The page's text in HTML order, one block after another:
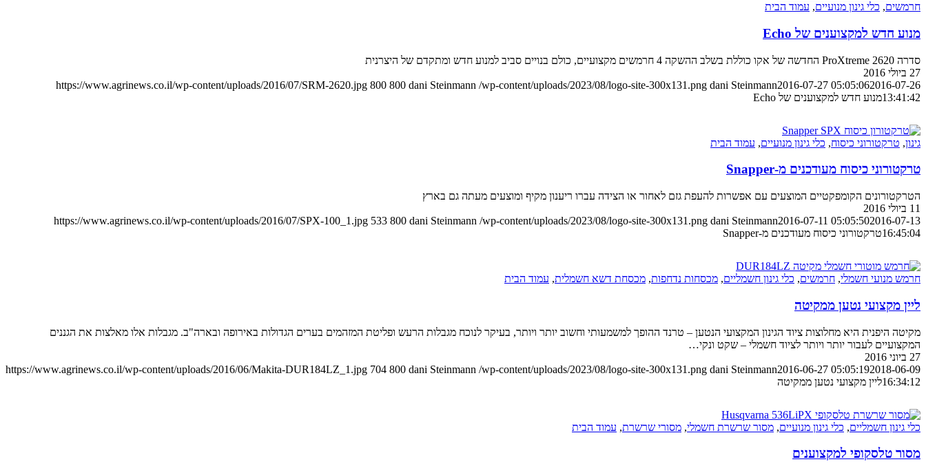
חרמשים, כלי גינון מנועיים, עמוד הבית
מנוע חדש למקצוענים של Echo
סדרה ProXtreme 2620 החדשה של אקו כוללת בשלב ההשקה 4 חרמשים מקצועיים, כולם בנויים סביב למנוע חדש ומתקדם של היצרנית
27 ביולי 2016
https://www.agrinews.co.il/wp-content/uploads/2016/07/SRM-2620.jpg 800 800 dani Steinmann /wp-content/uploads/2023/08/logo-site-300x131.png dani Steinmann2016-07-27 05:05:062016-07-26
13:41:42מנוע חדש למקצוענים של Echo
גינון, טרקטורוני כיסוח, כלי גינון מנועיים, עמוד הבית
טרקטורוני כיסוח מעודכנים מ-Snapper
הטרקטורונים הקומפקטיים המוצעים עם אפשרות להעפת גזם לאחור או הצידה עברו ריענון מקיף ומוצעים מעתה גם בארץ
11 ביולי 2016
https://www.agrinews.co.il/wp-content/uploads/2016/07/SPX-100_1.jpg 533 800 dani Steinmann /wp-content/uploads/2023/08/logo-site-300x131.png dani Steinmann2016-07-11 05:05:502016-07-13
16:45:04טרקטורוני כיסוח מעודכנים מ-Snapper
חרמש מנועי חשמלי, חרמשים, כלי גינון חשמליים, מכסחות נדחפות, מכסחת דשא חשמלית, עמוד הבית
ליין מקצועי נטען ממקיטה
מקיטה היפנית היא מחלוצות ציוד הגינון המקצועי הנטען – טרנד ההופך למשמעותי וחשוב יותר ויותר, בעיקר לנוכח מגבלות הרעש ופליטת המזהמים בערים הגדולות באירופה ובארה"ב. מגבלות אלו מאלצות את הגננים
המקצועיים לעבור יותר ויותר לציוד חשמלי – שקט ונקי…
27 ביוני 2016
https://www.agrinews.co.il/wp-content/uploads/2016/06/Makita-DUR184LZ_1.jpg 704 800 dani Steinmann /wp-content/uploads/2023/08/logo-site-300x131.png dani Steinmann2016-06-27 05:05:192018-06-09
16:34:12ליין מקצועי נטען ממקיטה
כלי גינון חשמליים, כלי גינון מנועיים, מסור שרשרת חשמלי, מסורי שרשרת, עמוד הבית
מסור טלסקופי למקצוענים